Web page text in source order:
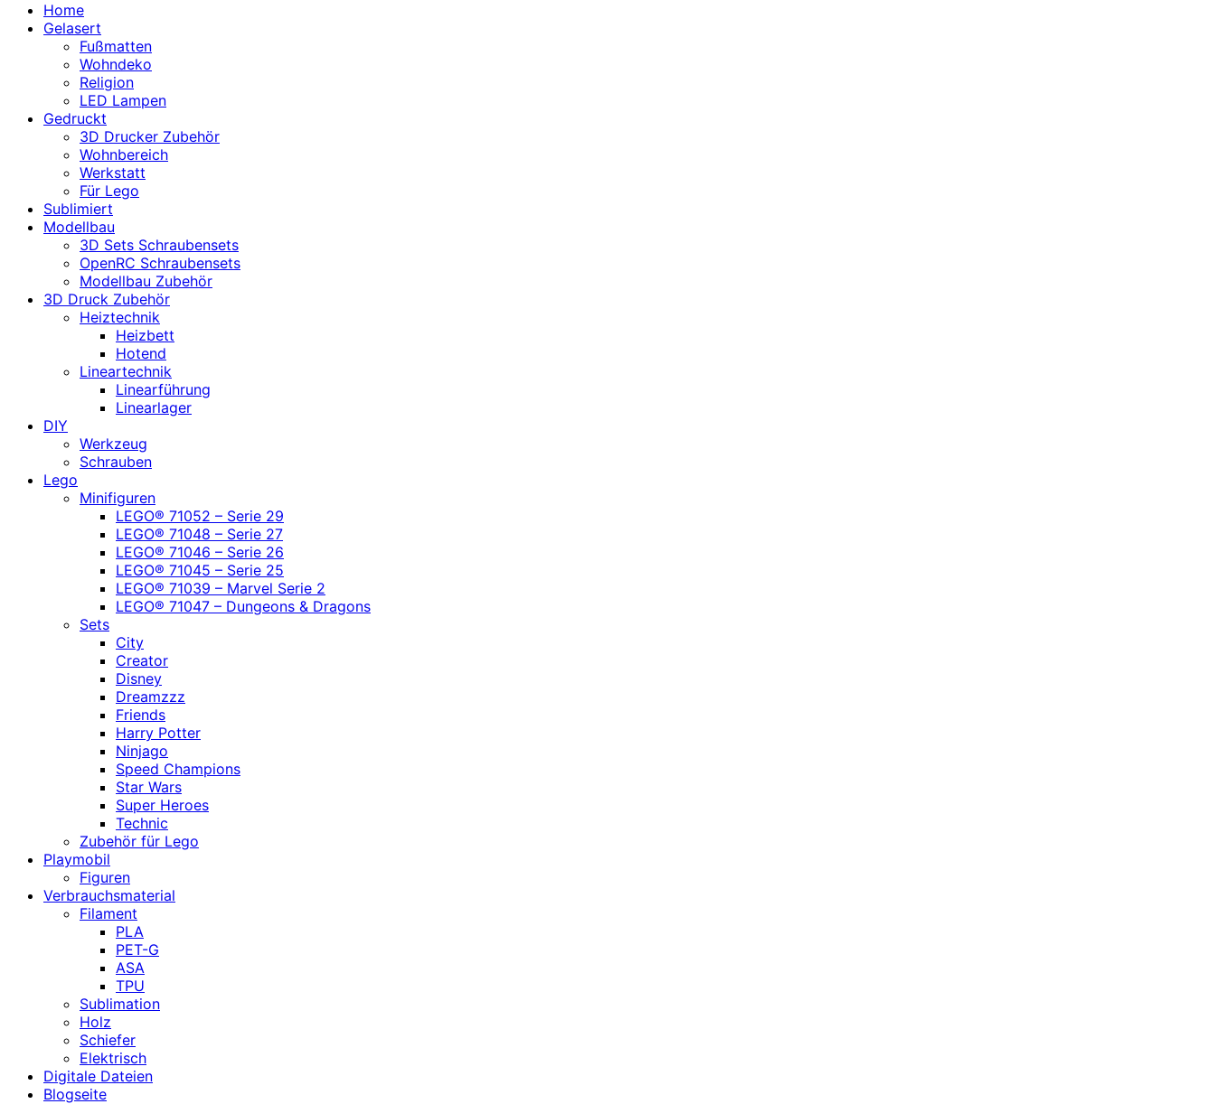
Home
Gelasert
Fußmatten
Wohndeko
Religion
LED Lampen
Gedruckt
3D Drucker Zubehör
Wohnbereich
Werkstatt
Für Lego
Sublimiert
Modellbau
3D Sets Schraubensets
OpenRC Schraubensets
Modellbau Zubehör
3D Druck Zubehör
Heiztechnik
Heizbett
Hotend
Lineartechnik
Linearführung
Linearlager
DIY
Werkzeug
Schrauben
Lego
Minifiguren
LEGO® 71052 – Serie 29
LEGO® 71048 – Serie 27
LEGO® 71046 – Serie 26
LEGO® 71045 – Serie 25
LEGO® 71039 – Marvel Serie 2
LEGO® 71047 – Dungeons & Dragons
Sets
City
Creator
Disney
Dreamzzz
Friends
Harry Potter
Ninjago
Speed Champions
Star Wars
Super Heroes
Technic
Zubehör für Lego
Playmobil
Figuren
Verbrauchsmaterial
Filament
PLA
PET-G
ASA
TPU
Sublimation
Holz
Schiefer
Elektrisch
Digitale Dateien
Blogseite